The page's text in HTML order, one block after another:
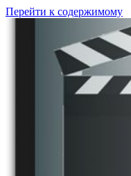
Перейти к содержимому